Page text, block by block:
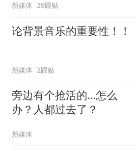
新媒体 39跟贴
论背景音乐的重要性！！
新媒体 2跟贴
旁边有个抢活的…怎么
办？人都过去了？
新媒体